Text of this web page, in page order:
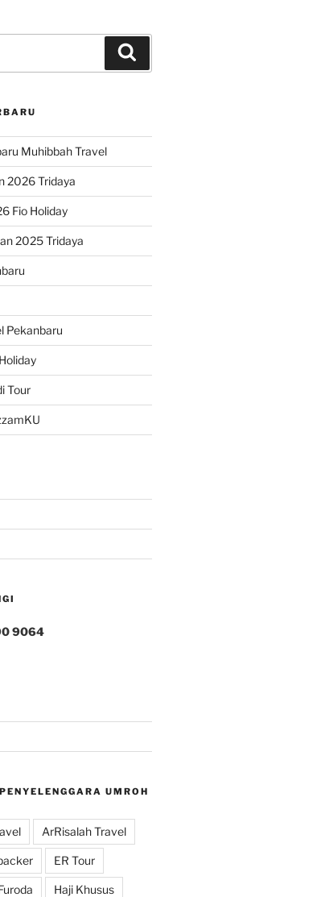
Muhibbah Travel
2026 Tridaya
Fio Holiday
2025 Tridaya
Pekanbaru
Tour
9064
UMROH
ArRisalah Travel
ER Tour
Haji Khusus